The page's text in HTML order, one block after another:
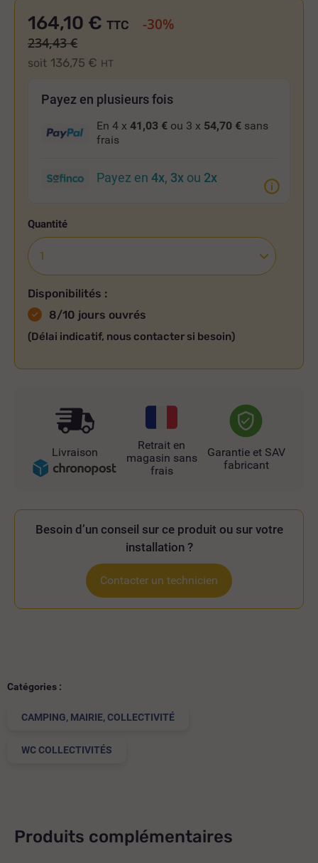
164,10 €
soit 136,75 € HT
TTC -30%
234,43 €
Payez en plusieurs fois
En 4 x 41,03 € ou 3 x 54,70 € sans
frais
Payez en 4x, 3x ou 2x
Quantité
Disponibilités :
8/10 jours ouvrés
(Délai indicatif, nous contacter si besoin)
Livraison
Retrait en
magasin sans
frais
Garantie et SAV
fabricant
Besoin d’un conseil sur ce produit ou sur votre
installation ?
Contacter un technicien
Catégories :
CAMPING, MAIRIE, COLLECTIVITÉ
WC COLLECTIVITÉS
Produits complémentaires